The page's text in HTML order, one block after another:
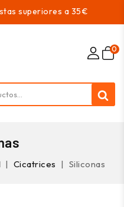
superiores a 35€
0
Cicatrices Siliconas